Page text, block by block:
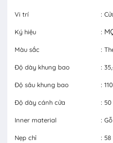
Vi trí :
Ký hiệu :
Màu sắc :
Độ dày khung bao :
Độ sâu khung bao :
Độ dày cánh cửa :
Inner material :
Nẹp chỉ :